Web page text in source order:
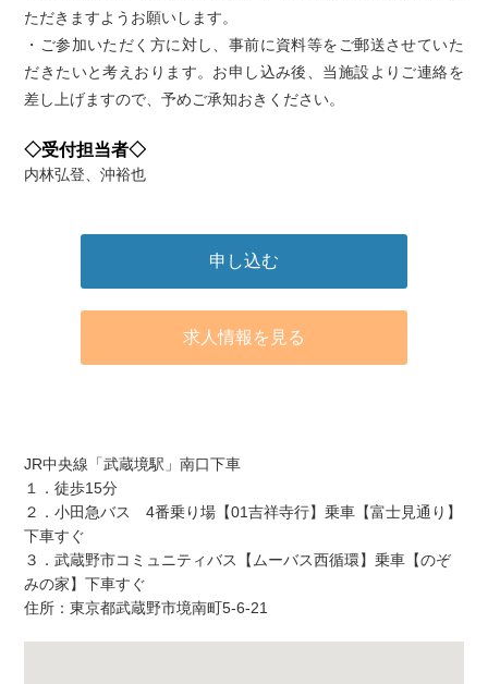
ただきますようお願いします。
・ご参加いただく方に対し、事前に資料等をご郵送させていた
だきたいと考えおります。お申し込み後、当施設よりご連絡を
差し上げますので、予めご承知おきください。
◇受付担当者◇
内林弘登、沖裕也
申し込む
求人情報を見る
JR中央線「武蔵境駅」南口下車
１．徒歩15分
２．小田急バス 4番乗り場【01吉祥寺行】乗車【富士見通り】
下車すぐ
３．武蔵野市コミュニティバス【ムーバス西循環】乗車【のぞ
みの家】下車すぐ
住所：東京都武蔵野市境南町5-6-21